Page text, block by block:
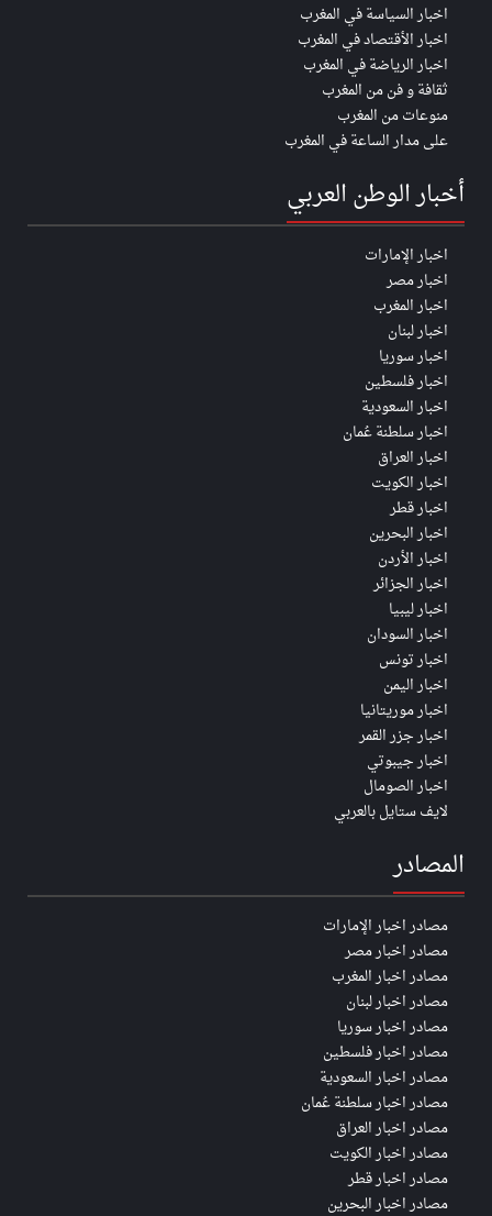
اخبار السياسة في المغرب
اخبار الأقتصاد في المغرب
اخبار الرياضة في المغرب
ثقافة و فن من المغرب
منوعات من المغرب
على مدار الساعة في المغرب
أخبار الوطن العربي
اخبار الإمارات
اخبار مصر
اخبار المغرب
اخبار لبنان
اخبار سوريا
اخبار فلسطين
اخبار السعودية
اخبار سلطنة عُمان
اخبار العراق
اخبار الكويت
اخبار قطر
اخبار البحرين
اخبار الأردن
اخبار الجزائر
اخبار ليبيا
اخبار السودان
اخبار تونس
اخبار اليمن
اخبار موريتانيا
اخبار جزر القمر
اخبار جيبوتي
اخبار الصومال
لايف ستايل بالعربي
المصادر
مصادر اخبار الإمارات
مصادر اخبار مصر
مصادر اخبار المغرب
مصادر اخبار لبنان
مصادر اخبار سوريا
مصادر اخبار فلسطين
مصادر اخبار السعودية
مصادر اخبار سلطنة عُمان
مصادر اخبار العراق
مصادر اخبار الكويت
مصادر اخبار قطر
مصادر اخبار البحرين